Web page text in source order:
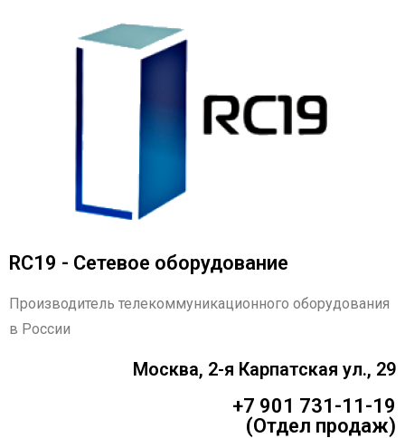
RC19 - Сетевое оборудование
Производитель телекоммуникационного оборудования
в России
Москва, 2-я Карпатская ул., 29
+7 901 731-11-19
(Отдел продаж)